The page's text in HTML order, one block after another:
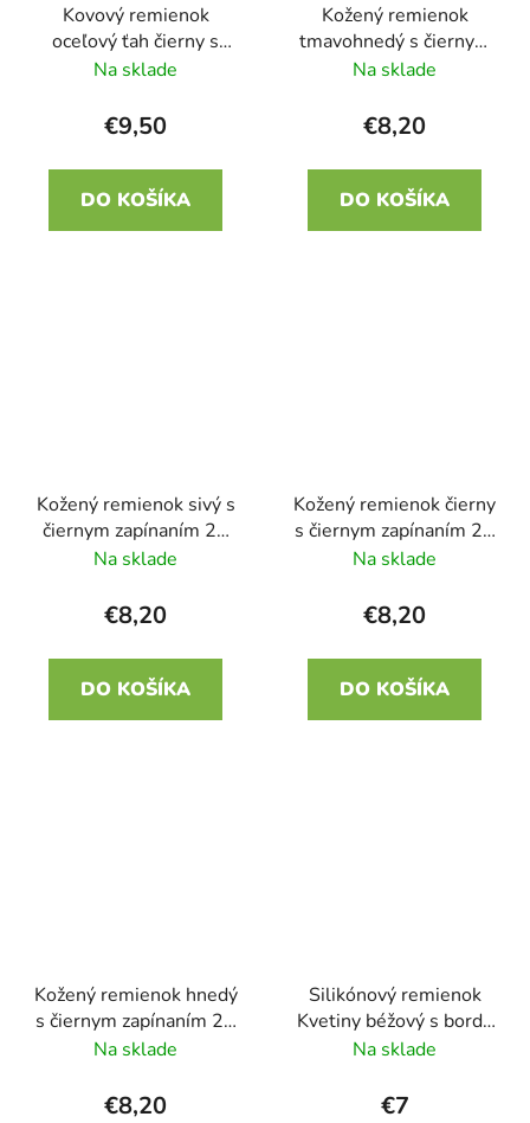
Kovový remienok
oceľový ťah čierny s
oranžovým pruhom 22
Na sklade
€9,50
DO KOŠÍKA
Kožený remienok
tmavohnedý s čiernym
zapínaním 22 mm
Na sklade
€8,20
DO KOŠÍKA
Kožený remienok sivý s
čiernym zapínaním 22
mm
Na sklade
€8,20
DO KOŠÍKA
Kožený remienok čierny
s čiernym zapínaním 22
mm
Na sklade
€8,20
DO KOŠÍKA
Kožený remienok hnedý
s čiernym zapínaním 22
mm
Na sklade
€8,20
Silikónový remienok
Kvetiny béžový s bordó
22mm
Na sklade
€7